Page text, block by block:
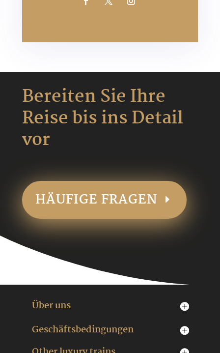
Bereiten Sie Ihre
Reise bis ins Detail
vor
HÄUFIGE FRAGEN
Über uns
Geschäftsbedingungen